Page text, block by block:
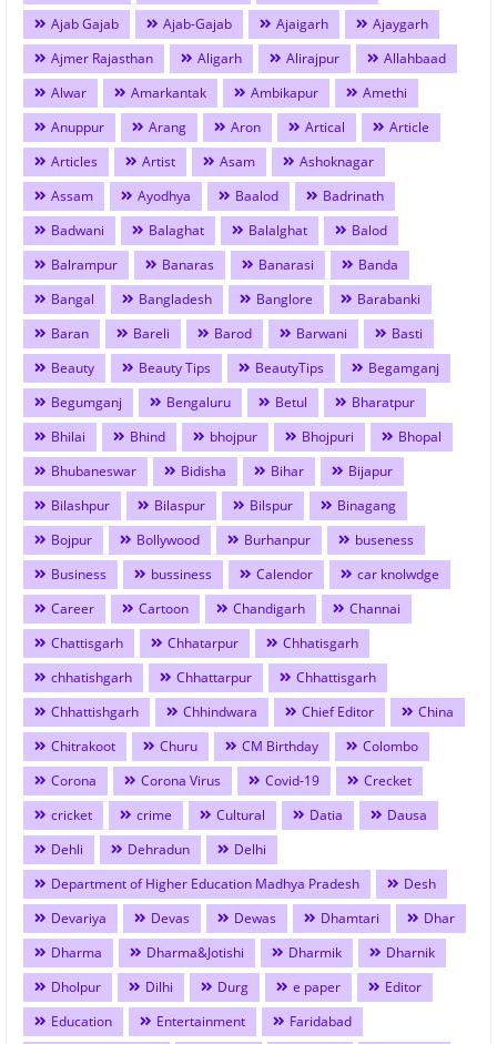
Ajab Gajab
Ajab-Gajab Ajaigarh
Ajaygarh
Ajmer Rajasthan
Aligarh Alirajpur
Allahbaad
Alwar
Amarkantak Ambikapur
Amethi
Anuppur
Arang Aron Artical
Article
Articles
Artist Asam
Ashoknagar
Assam
Ayodhya Baalod
Badrinath
Badwani
Balaghat Balalghat
Balod
Balrampur
Banaras Banarasi
Banda
Bangal
Bangladesh Banglore
Barabanki
Baran
Bareli Barod Barwani
Basti
Beauty
Beauty Tips BeautyTips
Begamganj
Begumganj
Bengaluru Betul
Bharatpur
Bhilai
Bhind bhojpur Bhojpuri
Bhopal
Bhubaneswar
Bidisha Bihar
Bijapur
Bilashpur
Bilaspur Bilspur
Binagang
Bojpur
Bollywood Burhanpur
buseness
Business
bussiness Calendor
car knolwdge
Career
Cartoon Chandigarh
Channai
Chattisgarh
Chhatarpur
Chhatisgarh
chhatishgarh
Chhattarpur
Chhattisgarh
Chhattishgarh
Chhindwara Chief Editor
China
Chitrakoot
Churu CM Birthday
Colombo
Corona
Corona Virus Covid-19
Crecket
cricket
crime Cultural Datia
Dausa
Dehli
Dehradun
Delhi
Department of Higher Education Madhya Pradesh
Desh
Devariya
Devas Dewas Dhamtari
Dhar
Dharma
Dharma&Jotishi Dharmik
Dharnik
Dholpur
Dilhi Durg e paper
Editor
Education
Entertainment
Faridabad